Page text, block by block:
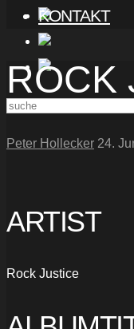
KONTAKT
ROCK
Peter Hollecker 24.
ARTIST
Rock Justice